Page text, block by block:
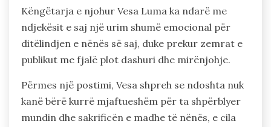
Këngëtarja e njohur Vesa Luma ka ndarë me
ndjekësit e saj një urim shumë emocional për
ditëlindjen e nënës së saj, duke prekur zemrat e
publikut me fjalë plot dashuri dhe mirënjohje.
Përmes një postimi, Vesa shpreh se ndoshta nuk
kanë bërë kurrë mjaftueshëm për ta shpërblyer
mundin dhe sakrificën e madhe të nënës, e cila